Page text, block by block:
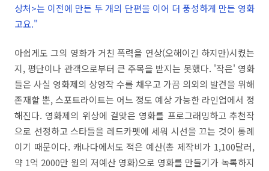
상처>는 이전에 만든 두 개의 단편을 이어 더 풍성하게 만든 영화
고요."
아쉽게도 그의 영화가 거친 폭력을 연상(오해이긴 하지만)시켰는
지, 평단이나 관객으로부터 큰 주목을 받지는 못했다. '작은' 영화
들은 사실 영화제의 상영작 수를 채우고 가끔 의외의 발견을 위해
존재할 뿐, 스포트라이트는 어느 정도 예상 가능한 라인업에서 정
해진다. 영화제의 위상에 걸맞은 영화를 프로그래밍하고 추천작
으로 선정하고 스타들을 레드카펫에 세워 시선을 끄는 것이 통례
이기 때문이다. 캐나다에서도 적은 예산(총 제작비가 1,100달러,
약 1억 2000만 원의 저예산 영화)으로 영화를 만들기가 녹록하지